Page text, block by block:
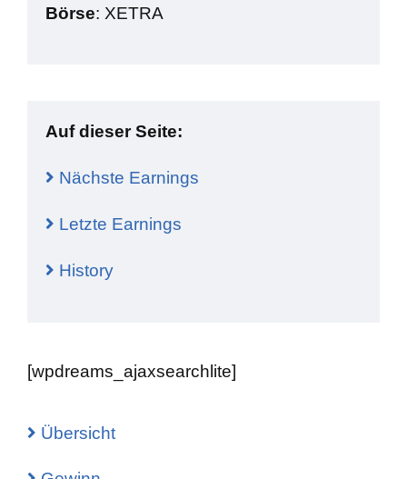
Börse: XETRA
Auf dieser Seite:
Nächste Earnings
Letzte Earnings
History
[wpdreams_ajaxsearchlite]
Übersicht